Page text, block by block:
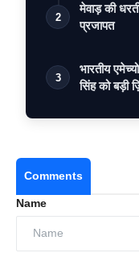
2
मेवाड़ की
प्रजापत
3
भारतीय
सिंह को बड़ी
Comments
Name